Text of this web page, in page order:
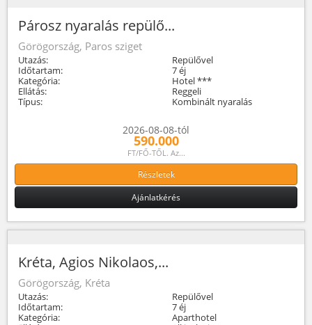
Párosz nyaralás repülő...
Görögország, Paros sziget
Utazás:
Repülővel
Időtartam:
7 éj
Kategória:
Hotel ***
Ellátás:
Reggeli
Típus:
Kombinált nyaralás
2026-08-08-tól
590.000
FT/FŐ-TŐL. Az...
Részletek
Ajánlatkérés
Kréta, Agios Nikolaos,...
Görögország, Kréta
Utazás:
Repülővel
Időtartam:
7 éj
Kategória:
Aparthotel